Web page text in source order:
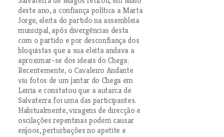
deste ano, a confiança política a Marta
Jorge, eleita do partido na assembleia
municipal, após divergências desta
com o partido e por desconfiança dos
bloquistas que a sua eleita andava a
aproximar-se dos ideais do Chega.
Recentemente, o Cavaleiro Andante
viu fotos de um jantar do Chega em
Leiria e constatou que a autarca de
Salvaterra foi uma das participantes.
Habitualmente, viragens de direcção e
oscilações repentinas podem causar
enjoos, perturbações no apetite e